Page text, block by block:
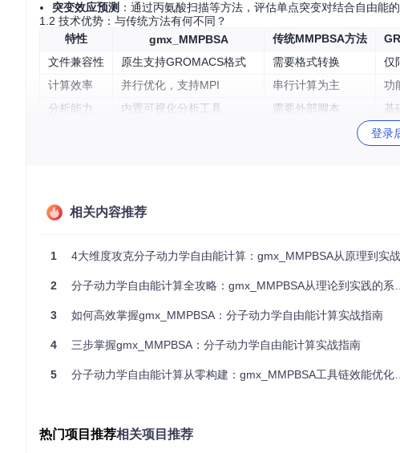
突变效应预测 ：通过丙氨酸扫描等方法，评估单点突变对结合自由能
1.2 技术优势：与传统方法有何不同？
特性
gmx_MMPBSA 传统MMPBSA方法
文件兼容性
原生支持GROMACS格式 需要格式转换
仅
计算效率
并行优化，支持MPI 串行计算为主
功
分析能力
内置可视化分析工具 需要外部脚本
基
不
[2]环境搭建：如何避免常见的配置陷阱？
为什么环境配置总是成为使用gmx_MMPBSA的第一道障碍？系统依赖
在开始安装前，请运行以下命令检查系统是否满足基本要求：
「bash system_check.sh」
if ! command -v $1 &> /dev/null;
登录
相关内容推荐
1 4大维度攻克分子动力学自由能计算：gmx_MMPBSA从原理到实战的完整指南
2 分子动力学自由能计算全攻略：gmx_MMPBSA从理论到实践的系统解析
3 如何高效掌握gmx_MMPBSA：分子动力学自由能计算实战指南
4 三步掌握gmx_MMPBSA：分子动力学自由能计算实战指南
5 分子动力学自由能计算从零构建：gmx_MMPBSA工具链效能优化指南
热门项目推荐相关项目推荐